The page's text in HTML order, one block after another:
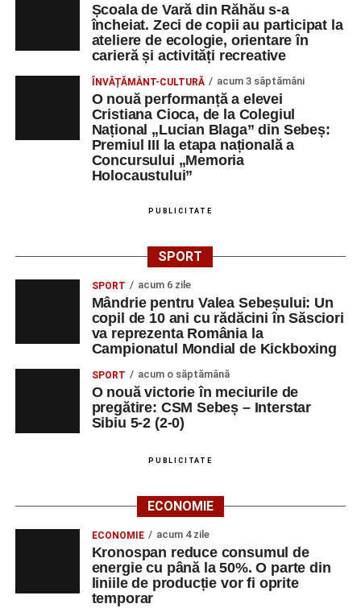
Școala de Vară din Răhău s-a
încheiat. Zeci de copii au participat la
ateliere de ecologie, orientare în
carieră și activități recreative
ÎNVĂȚĂMÂNT-CULTURĂ acum 3 săptămâni
O nouă performanță a elevei
Cristiana Cioca, de la Colegiul
Național „Lucian Blaga” din Sebeș:
Premiul III la etapa națională a
Concursului „Memoria
Holocaustului”
PUBLICITATE
SPORT
SPORT acum 6 zile
Mândrie pentru Valea Sebeșului: Un
copil de 10 ani cu rădăcini în Săsciori
va reprezenta România la
Campionatul Mondial de Kickboxing
SPORT acum o săptămână
O nouă victorie în meciurile de
pregătire: CSM Sebeș – Interstar
Sibiu 5-2 (2-0)
PUBLICITATE
ECONOMIE
ECONOMIE acum 4 zile
Kronospan reduce consumul de
energie cu până la 50%. O parte din
liniile de producție vor fi oprite
temporar